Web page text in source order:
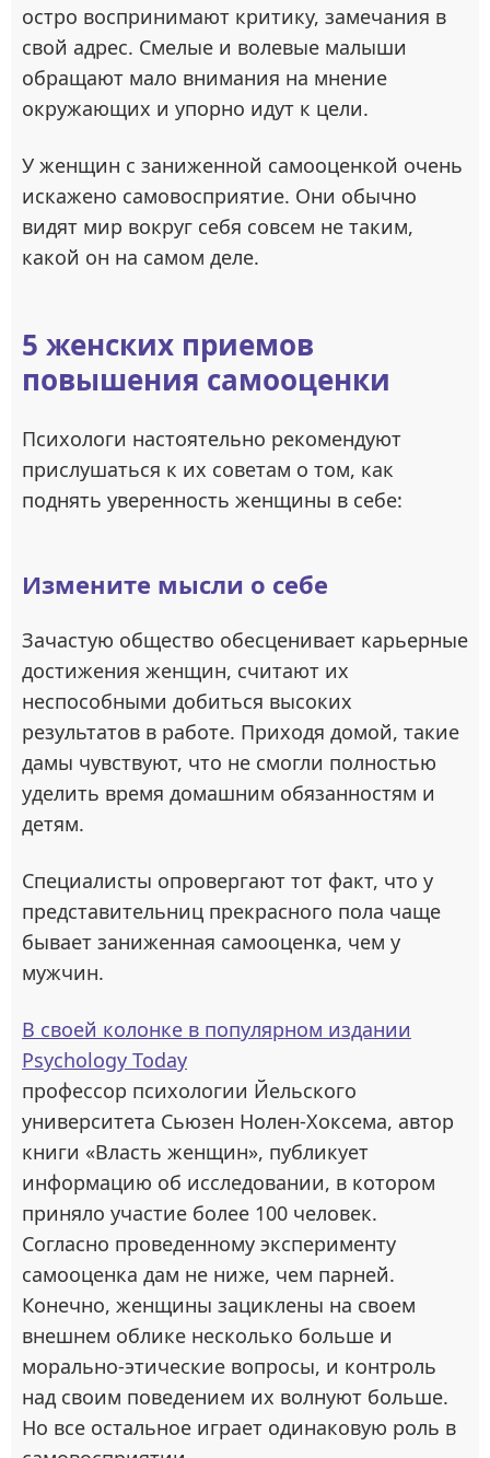
остро воспринимают критику, замечания в
свой адрес. Смелые и волевые малыши
обращают мало внимания на мнение
окружающих и упорно идут к цели.
У женщин с заниженной самооценкой очень
искажено самовосприятие. Они обычно
видят мир вокруг себя совсем не таким,
какой он на самом деле.
5 женских приемов
повышения самооценки
Психологи настоятельно рекомендуют
прислушаться к их советам о том, как
поднять уверенность женщины в себе:
Измените мысли о себе
Зачастую общество обесценивает карьерные
достижения женщин, считают их
неспособными добиться высоких
результатов в работе. Приходя домой, такие
дамы чувствуют, что не смогли полностью
уделить время домашним обязанностям и
детям.
Специалисты опровергают тот факт, что у
представительниц прекрасного пола чаще
бывает заниженная самооценка, чем у
мужчин.
В своей колонке в популярном издании
Psychology Today
профессор психологии Йельского
университета Сьюзен Нолен-Хоксема, автор
книги «Власть женщин», публикует
информацию об исследовании, в котором
приняло участие более 100 человек.
Согласно проведенному эксперименту
самооценка дам не ниже, чем парней.
Конечно, женщины зациклены на своем
внешнем облике несколько больше и
морально-этические вопросы, и контроль
над своим поведением их волнуют больше.
Но все остальное играет одинаковую роль в